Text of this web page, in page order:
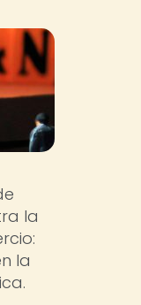
la
la